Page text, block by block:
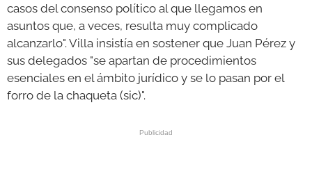
casos del consenso político al que llegamos en
asuntos que, a veces, resulta muy complicado
alcanzarlo". Villa insistía en sostener que Juan Pérez y
sus delegados "se apartan de procedimientos
esenciales en el ámbito jurídico y se lo pasan por el
forro de la chaqueta (sic)".